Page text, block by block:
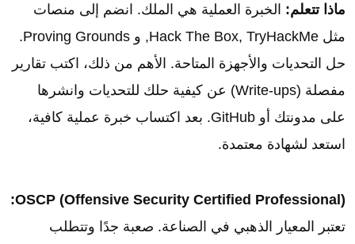
ماذا تتعلم: الخبرة العملية هي الملك. انضم إلى منصات
مثل Hack The Box, TryHackMe, و Proving Grounds.
حل التحديات والأجهزة المتاحة. الأهم من ذلك، اكتب تقارير
مفصلة (Write-ups) عن كيفية حلك للتحديات وانشرها
على مدونتك أو GitHub. بعد اكتساب خبرة عملية كافية،
استعد لشهادة معتمدة.
OSCP (Offensive Security Certified Professional):
تعتبر المعيار الذهبي في الصناعة. صعبة جدًا وتتطلب